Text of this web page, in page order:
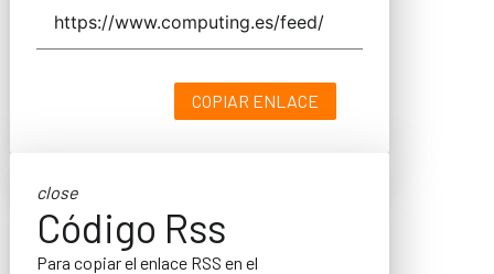
COPIAR ENLACE
close
Código Rss
Para copiar el enlace RSS en el